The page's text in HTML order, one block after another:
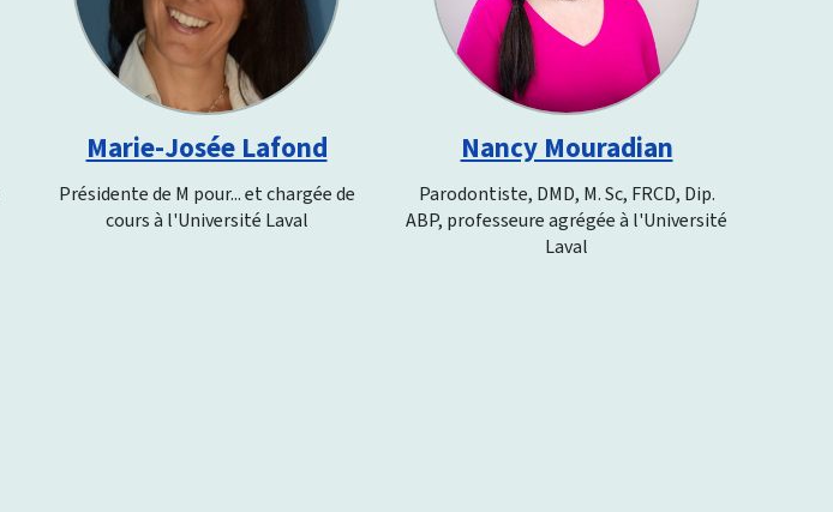
Marie-Josée Lafond
Présidente de M pour... et chargée de
cours à l'Université Laval
Nancy Mouradian
Parodontiste, DMD, M. Sc, FRCD, Dip.
ABP, professeure agrégée à l'Université
Laval